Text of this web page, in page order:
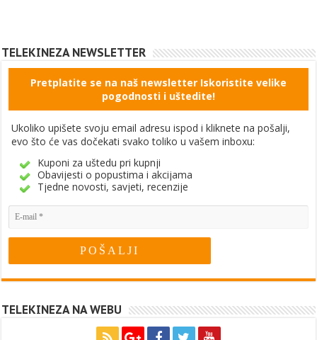
TELEKINEZA NEWSLETTER
Pretplatite se na naš newsletter Iskoristite velike
pogodnosti i uštedite!
Ukoliko upišete svoju email adresu ispod i kliknete na pošalji,
evo što će vas dočekati svako toliko u vašem inboxu:
Kuponi za uštedu pri kupnji
Obavijesti o popustima i akcijama
Tjedne novosti, savjeti, recenzije
TELEKINEZA NA WEBU